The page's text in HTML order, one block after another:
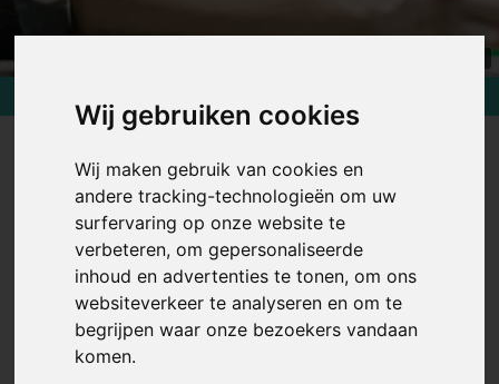
Wij gebruiken cookies
Wij maken gebruik van cookies en
andere tracking-technologieën om uw
surfervaring op onze website te
verbeteren, om gepersonaliseerde
inhoud en advertenties te tonen, om ons
websiteverkeer te analyseren en om te
begrijpen waar onze bezoekers vandaan
komen.
Digitaal schade- en
aankoopbeheer voor uw
Garage
Met de gepersonaliseerde software kunnen
uw klanten en carrosseriepartners eenvoudig